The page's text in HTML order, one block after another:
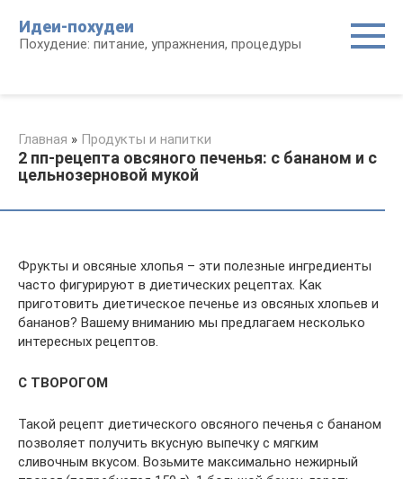
контенту
Идеи-похудеи
Похудение: питание, упражнения, процедуры
Главная » Продукты и напитки
2 пп-рецепта овсяного печенья: с бананом и с
цельнозерновой мукой
Фрукты и овсяные хлопья – эти полезные ингредиенты
часто фигурируют в диетических рецептах. Как
приготовить диетическое печенье из овсяных хлопьев и
бананов? Вашему вниманию мы предлагаем несколько
интересных рецептов.
С ТВОРОГОМ
Такой рецепт диетического овсяного печенья с бананом
позволяет получить вкусную выпечку с мягким
сливочным вкусом. Возьмите максимально нежирный